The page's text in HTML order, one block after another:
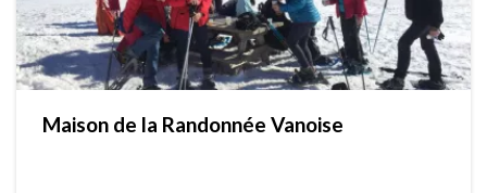
Maison de la Randonnée Vanoise